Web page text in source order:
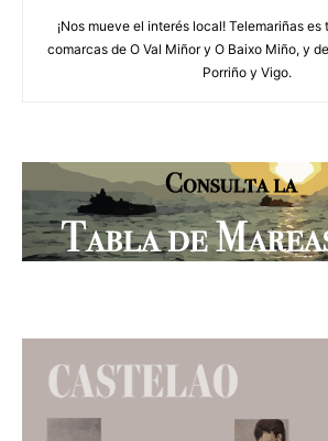
¡Nos mueve el interés local! Telemariñas
comarcas de O Val Miñor y O Baixo Miño, y
Porriño y Vigo.